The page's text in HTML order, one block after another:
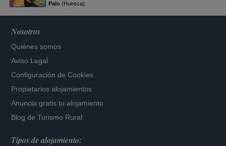
Palo(Huesca)
Nosotros
Quiénes somos
Aviso Legal
Configuración de Cookies
Propietarios alojamientos
Anuncia gratis tu alojamiento
Blog de Turismo Rural
Tipos de alojamiento: